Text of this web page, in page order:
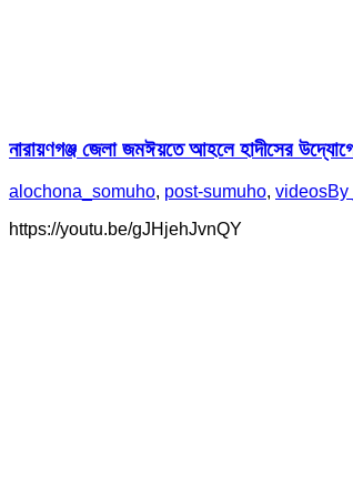
নারায়ণগঞ্জ জেলা জমঈয়তে আহলে হাদীসের
alochona_somuho, post-sumuho, videosBy
https://youtu.be/gJHjehJvnQY